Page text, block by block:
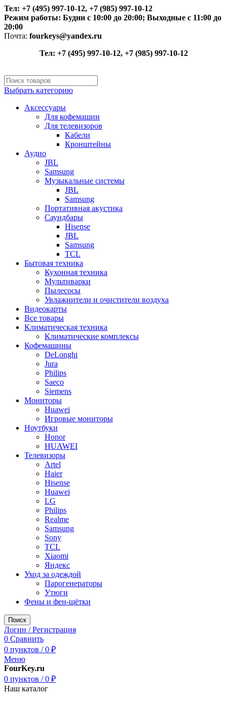
Тел: +7 (495) 997-10-12, +7 (985) 997-10-12
Режим работы: Будни с 10:00 до 20:00; Выходные с 11:00 до
20:00
Почта: fourkeys@yandex.ru
Тел: +7 (495) 997-10-12, +7 (985) 997-10-12
Выбрать категорию
Аксессуары
Для кофемашин
Для телевизоров
Кабели
Кронштейны
Аудио
JBL
Samsung
Музыкальные системы
JBL
Samsung
Портативная акустика
Саундбары
Hisense
JBL
Samsung
TCL
Бытовая техника
Кухонная техника
Мультиварки
Пылесосы
Увлажнители и очистители воздуха
Видеокарты
Все товары
Климатическая техника
Климатические комплексы
Кофемашины
DeLonghi
Jura
Philips
Saeco
Siemens
Мониторы
Huawei
Игровые мониторы
Ноутбуки
Honor
HUAWEI
Телевизоры
Artel
Haier
Hisense
Huawei
LG
Philips
Realme
Samsung
Sony
TCL
Xiaomi
Яндекс
Уход за одеждой
Парогенераторы
Утюги
Фены и фен-щётки
Поиск
Логин / Регистрация
0 Сравнить
0 пунктов / 0 ₽
Меню
FourKey.ru
0 пунктов / 0 ₽
Наш каталог